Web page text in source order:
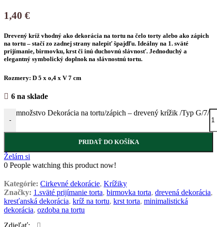
1,40 €
Drevený kríž vhodný ako dekorácia na tortu na čelo torty alebo ako zápich
na tortu – stačí zo zadnej strany nalepiť špajdľu. Ideálny na 1. sväté
prijímanie, birmovku, krst či inú duchovnú slávnosť. Jednoduchý a
elegantný symbolický doplnok na slávnostnú tortu.
Rozmery: D 5 x o,4 x V 7 cm
6 na sklade
-
množstvo Dekorácia na tortu/zápich – drevený krížik /Typ G/7/
PRIDAŤ DO KOŠÍKA
Želám si
0 People watching this product now!
Kategórie: Cirkevné dekorácie, Krížiky
Značky: 1.sväté prijímanie torta, birmovka torta, drevená dekorácia,
kresťanská dekorácia, kríž na tortu, krst torta, minimalistická
dekorácia, ozdoba na tortu
Zdieľať: